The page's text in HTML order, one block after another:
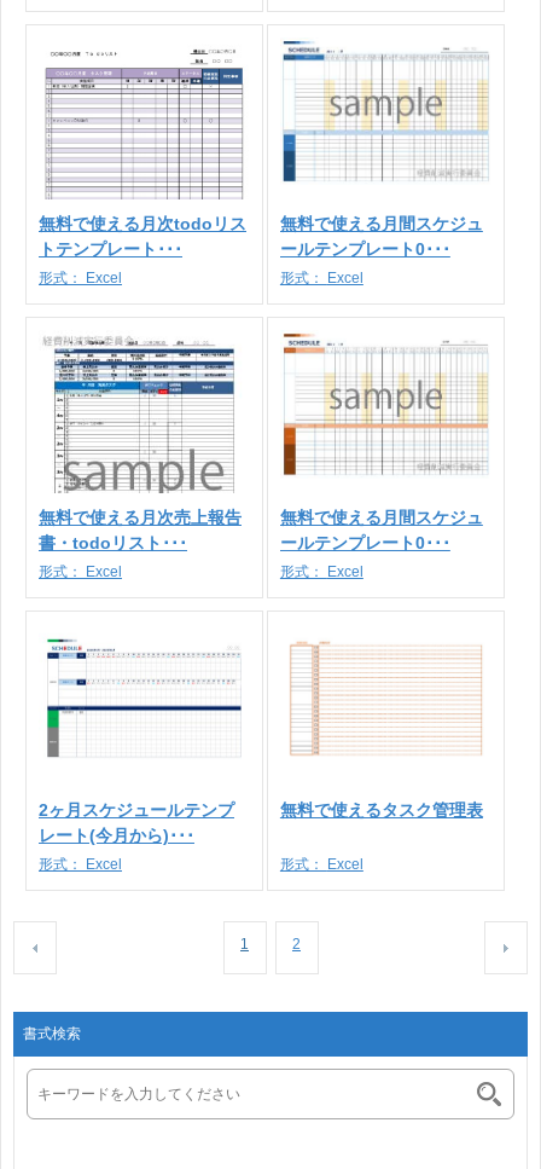
無料で使える月次todoリス
トテンプレート･･･
形式： Excel
無料で使える月間スケジュ
ールテンプレート0･･･
形式： Excel
無料で使える月次売上報告
書・todoリスト･･･
形式： Excel
無料で使える月間スケジュ
ールテンプレート0･･･
形式： Excel
2ヶ月スケジュールテンプ
レート(今月から)･･･
形式： Excel
無料で使えるタスク管理表
形式： Excel
1 2
書式検索